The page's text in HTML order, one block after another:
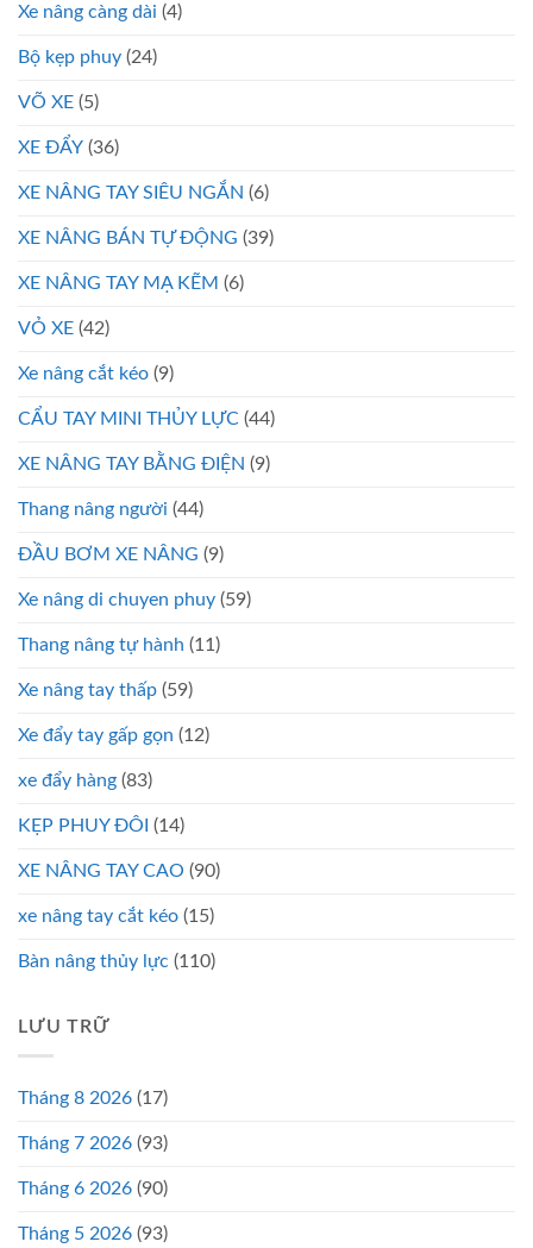
Xe nâng càng dài (4)
Bộ kẹp phuy (24)
VÕ XE (5)
XE ĐẨY (36)
XE NÂNG TAY SIÊU NGẮN (6)
XE NÂNG BÁN TỰ ĐỘNG (39)
XE NÂNG TAY MẠ KẼM (6)
VỎ XE (42)
Xe nâng cắt kéo (9)
CẨU TAY MINI THỦY LỰC (44)
XE NÂNG TAY BẰNG ĐIỆN (9)
Thang nâng người (44)
ĐẦU BƠM XE NÂNG (9)
Xe nâng di chuyen phuy (59)
Thang nâng tự hành (11)
Xe nâng tay thấp (59)
Xe đẩy tay gấp gọn (12)
xe đẩy hàng (83)
KẸP PHUY ĐÔI (14)
XE NÂNG TAY CAO (90)
xe nâng tay cắt kéo (15)
Bàn nâng thủy lực (110)
LƯU TRỮ
Tháng 8 2026 (17)
Tháng 7 2026 (93)
Tháng 6 2026 (90)
Tháng 5 2026 (93)